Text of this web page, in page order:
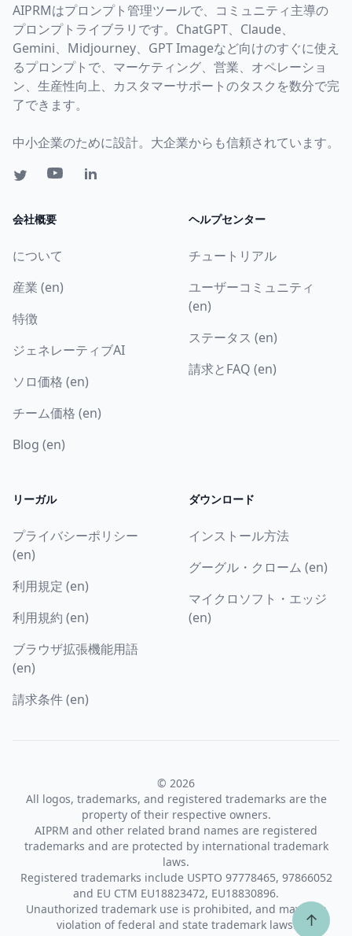
AIPRMはプロンプト管理ツールで、コミュニティ主導の
プロンプトライブラリです。ChatGPT、Claude、
Gemini、Midjourney、GPT Imageなど向けのすぐに使え
るプロンプトで、マーケティング、営業、オペレーショ
ン、生産性向上、カスタマーサポートのタスクを数分で完
了できます。
中小企業のために設計。大企業からも信頼されています。
会社概要
について
産業 (en)
特徴
ジェネレーティブAI
ソロ価格 (en)
チーム価格 (en)
Blog (en)
ヘルプセンター
チュートリアル
ユーザーコミュニティ
(en)
ステータス (en)
請求とFAQ (en)
リーガル
プライバシーポリシー
(en)
利用規定 (en)
利用規約 (en)
ブラウザ拡張機能用語
(en)
請求条件 (en)
ダウンロード
インストール方法
グーグル・クローム (en)
マイクロソフト・エッジ
(en)
© 2026
All logos, trademarks, and registered trademarks are the
property of their respective owners.
AIPRM and other related brand names are registered
trademarks and are protected by international trademark
laws.
Registered trademarks include USPTO 97778465, 97866052
and EU CTM EU18823472, EU18830896.
Unauthorized trademark use is prohibited, and may be a
violation of federal and state trademark laws.
↑